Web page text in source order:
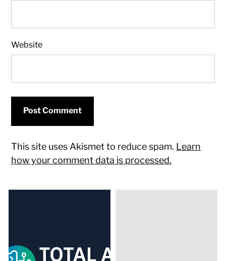
Website
This site uses Akismet to reduce spam. Learn
how your comment data is processed.